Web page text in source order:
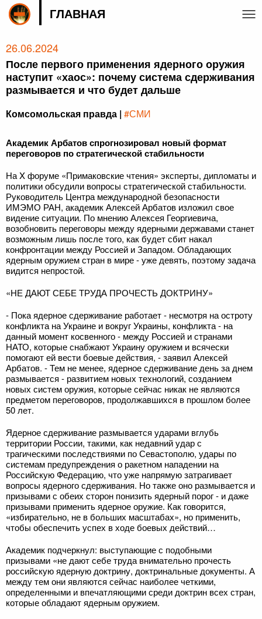
ГЛАВНАЯ
26.06.2024
После первого применения ядерного оружия
наступит «хаос»: почему система сдерживания
размывается и что будет дальше
Комсомольская правда | #СМИ
Академик Арбатов спрогнозировал новый формат
переговоров по стратегической стабильности
На X форуме «Примаковские чтения» эксперты, дипломаты и
политики обсудили вопросы стратегической стабильности.
Руководитель Центра международной безопасности
ИМЭМО РАН, академик Алексей Арбатов изложил свое
видение ситуации. По мнению Алексея Георгиевича,
возобновить переговоры между ядерными державами станет
возможным лишь после того, как будет сбит накал
конфронтации между Россией и Западом. Обладающих
ядерным оружием стран в мире - уже девять, поэтому задача
видится непростой.
«НЕ ДАЮТ СЕБЕ ТРУДА ПРОЧЕСТЬ ДОКТРИНУ»
- Пока ядерное сдерживание работает - несмотря на остроту
конфликта на Украине и вокруг Украины, конфликта - на
данный момент косвенного - между Россией и странами
НАТО, которые снабжают Украину оружием и всячески
помогают ей вести боевые действия, - заявил Алексей
Арбатов. - Тем не менее, ядерное сдерживание день за днем
размывается - развитием новых технологий, созданием
новых систем оружия, которые сейчас никак не являются
предметом переговоров, продолжавшихся в прошлом более
50 лет.
Ядерное сдерживание размывается ударами вглубь
территории России, такими, как недавний удар с
трагическими последствиями по Севастополю, удары по
системам предупреждения о ракетном нападении на
Российскую Федерацию, что уже напрямую затрагивает
вопросы ядерного сдерживания. Но также оно размывается и
призывами с обеих сторон понизить ядерный порог - и даже
призывами применить ядерное оружие. Как говорится,
«избирательно, не в больших масштабах», но применить,
чтобы обеспечить успех в ходе боевых действий…
Академик подчеркнул: выступающие с подобными
призывами «не дают себе труда внимательно прочесть
российскую ядерную доктрину, доктринальные документы. А
между тем они являются сейчас наиболее четкими,
определенными и впечатляющими среди доктрин всех стран,
которые обладают ядерным оружием.